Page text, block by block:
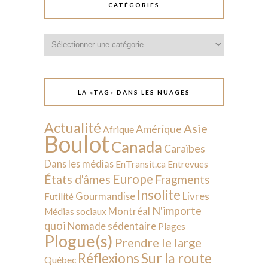
CATÉGORIES
LA «TAG» DANS LES NUAGES
Actualité AfriqueAmérique Asie
BoulotCanada Caraïbes
Dans les médias EnTransit.ca Entrevues
États d'âmes Europe Fragments
Futilité Gourmandise Insolite Livres
Médias sociaux Montréal N'importe
quoi Nomade sédentaire Plages
Plogue(s) Prendre le large
Québec RéflexionsSur la route